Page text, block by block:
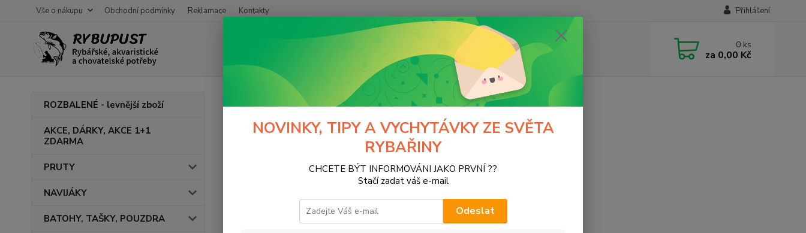
Vše o nákupu Obchodní podmínky Reklamace Kontakty Přihlášení
0 ks
za 0,00 Kč
ROZBALENÉ - levnější zboží
AKCE, DÁRKY, AKCE 1+1
ZDARMA
PRUTY
NAVIJÁKY
BATOHY, TAŠKY, POUZDRA
DYNAMITE BAITS Řada Complex-T
Řada Complex-T
NOVINKY, TIPY A VYCHYTÁVKY ZE SVĚTA
RYBAŘINY
CHCETE BÝT INFORMOVÁNI JAKO PRVNÍ ??
Stačí zadat váš e-mail
Odeslat